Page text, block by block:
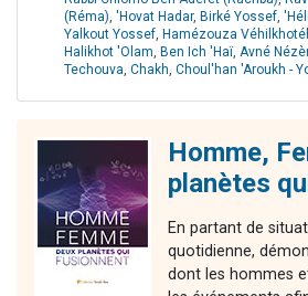
(Réma), 'Hovat Hadar, Birké Yossef,
Yalkout Yossef, Hamézouza
Halikhot 'Olam, Ben Ich 'Haï, Avné Nézèr
Techouva, Chakh, Choul'han 'Aroukh -
Homme,
planètes
En partant de
quotidienne,
dont les hommes